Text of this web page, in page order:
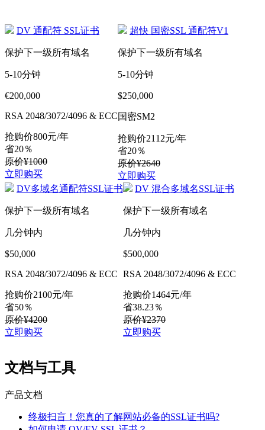
DV 通配符 SSL证书
保护下一级所有域名
5-10分钟
€200,000
RSA 2048/3072/4096 & ECC
抢购价800元/年
省20％
原价¥1000
立即购买
超快 国密SSL 通配符V1
保护下一级所有域名
5-10分钟
$250,000
国密SM2
抢购价2112元/年
省20％
原价¥2640
立即购买
DV多域名通配符SSL证书
保护下一级所有域名
几分钟内
$50,000
RSA 2048/3072/4096 & ECC
抢购价2100元/年
省50％
原价¥4200
立即购买
DV 混合多域名SSL证书
保护下一级所有域名
几分钟内
$500,000
RSA 2048/3072/4096 & ECC
抢购价1464元/年
省38.23％
原价¥2370
立即购买
文档与工具
产品文档
终极扫盲！您真的了解网站必备的SSL证书吗?